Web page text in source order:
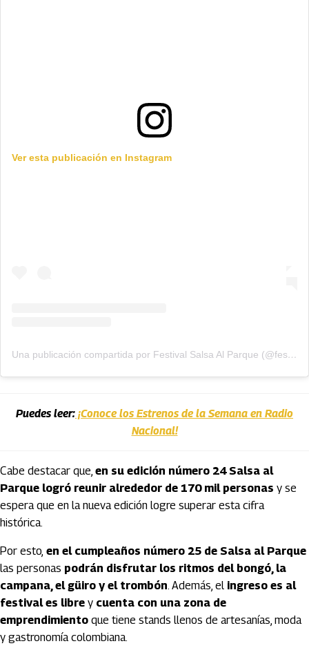
Ver esta publicación en Instagram
Una publicación compartida por Festival Salsa Al Parque (@festivalsalsaalparque)
Puedes leer: ¡Conoce los Estrenos de la Semana en Radio
Nacional!
Cabe destacar que, en su edición número 24 Salsa al
Parque logró reunir alrededor de 170 mil personas y se
espera que en la nueva edición logre superar esta cifra
histórica.
Por esto, en el cumpleaños número 25 de Salsa al Parque
las personas podrán disfrutar los ritmos del bongó, la
campana, el güiro y el trombón. Además, el ingreso es al
festival es libre y cuenta con una zona de
emprendimiento que tiene stands llenos de artesanías, moda
y gastronomía colombiana.